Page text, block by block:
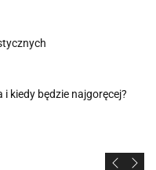
kiedy będzie najgoręcej?